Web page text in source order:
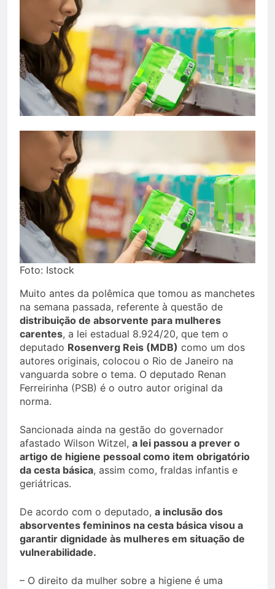
Foto: Istock
Muito antes da polêmica que tomou as manchetes
na semana passada, referente à questão de
distribuição de absorvente para mulheres
carentes, a lei estadual 8.924/20, que tem o
deputado Rosenverg Reis (MDB) como um dos
autores originais, colocou o Rio de Janeiro na
vanguarda sobre o tema. O deputado Renan
Ferreirinha (PSB) é o outro autor original da
norma.
Sancionada ainda na gestão do governador
afastado Wilson Witzel, a lei passou a prever o
artigo de higiene pessoal como item obrigatório
da cesta básica, assim como, fraldas infantis e
geriátricas.
De acordo com o deputado, a inclusão dos
absorventes femininos na cesta básica visou a
garantir dignidade às mulheres em situação de
vulnerabilidade.
– O direito da mulher sobre a higiene é uma